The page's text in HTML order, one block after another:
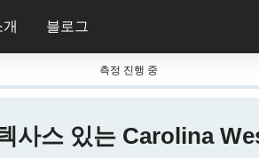
블로그
측정 진행 중
스 있는 Carolina